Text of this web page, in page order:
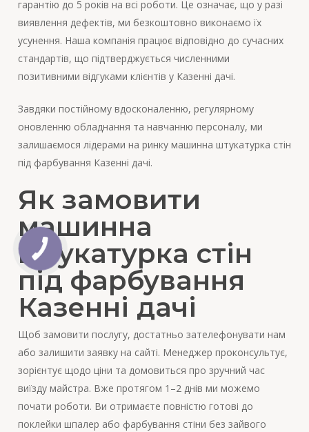
гарантію до 5 років на всі роботи. Це означає, що у разі
виявлення дефектів, ми безкоштовно виконаємо їх
усунення. Наша компанія працює відповідно до сучасних
стандартів, що підтверджується численними
позитивними відгуками клієнтів у Казенні дачі.
Завдяки постійному вдосконаленню, регулярному
оновленню обладнання та навчанню персоналу, ми
залишаємося лідерами на ринку машинна штукатурка стін
під фарбування Казенні дачі.
Як замовити
машинна
штукатурка стін
під фарбування
Казенні дачі
Щоб замовити послугу, достатньо зателефонувати нам
або залишити заявку на сайті. Менеджер проконсультує,
зорієнтує щодо ціни та домовиться про зручний час
виїзду майстра. Вже протягом 1–2 днів ми можемо
почати роботи. Ви отримаєте повністю готові до
поклейки шпалер або фарбування стіни без зайвого